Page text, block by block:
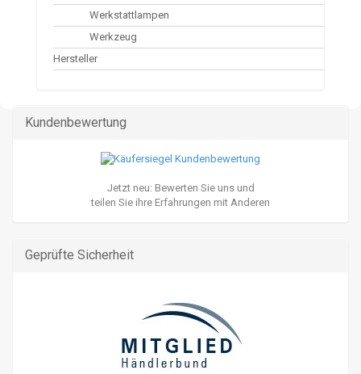
Werkstattlampen
Werkzeug
Hersteller
Kundenbewertung
Jetzt neu: Bewerten Sie uns und
teilen Sie ihre Erfahrungen mit Anderen
Geprüfte Sicherheit